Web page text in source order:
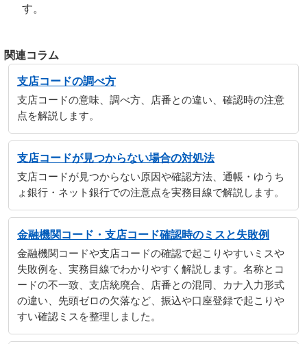
す。
関連コラム
支店コードの調べ方
支店コードの意味、調べ方、店番との違い、確認時の注意
点を解説します。
支店コードが見つからない場合の対処法
支店コードが見つからない原因や確認方法、通帳・ゆうち
ょ銀行・ネット銀行での注意点を実務目線で解説します。
金融機関コード・支店コード確認時のミスと失敗例
金融機関コードや支店コードの確認で起こりやすいミスや
失敗例を、実務目線でわかりやすく解説します。名称とコ
ードの不一致、支店統廃合、店番との混同、カナ入力形式
の違い、先頭ゼロの欠落など、振込や口座登録で起こりや
すい確認ミスを整理しました。